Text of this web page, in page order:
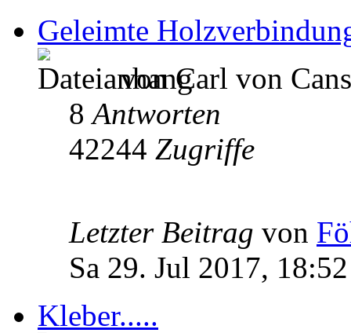
Geleimte
von Carl von
8Antworten
42244 Zugriffe
Letzter Beitrag von
Sa 29. Jul 2017, 18:52
Kleber.....